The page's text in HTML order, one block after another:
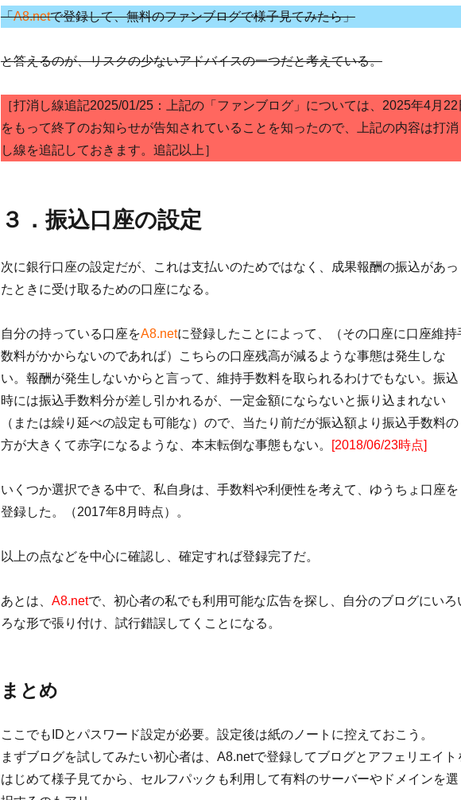
「A8.netで登録して、無料のファンブログで様子見てみたら」
と答えるのが、リスクの少ないアドバイスの一つだと考えている。
［打消し線追記2025/01/25：上記の「ファンブログ」については、2025年4月22
をもって終了のお知らせが告知されていることを知ったので、上記の内容は打消
し線を追記しておきます。追記以上］
３．振込口座の設定
次に銀行口座の設定だが、これは支払いのためではなく、成果報酬の振込があっ
たときに受け取るための口座になる。
自分の持っている口座をA8.netに登録したことによって、（その口座に口座維持
数料がかからないのであれば）こちらの口座残高が減るような事態は発生しな
い。報酬が発生しないからと言って、維持手数料を取られるわけでもない。振込
時には振込手数料分が差し引かれるが、一定金額にならないと振り込まれない
（または繰り延べの設定も可能な）ので、当たり前だが振込額より振込手数料の
方が大きくて赤字になるような、本末転倒な事態もない。
[2018/06/23時点]
いくつか選択できる中で、私自身は、手数料や利便性を考えて、ゆうちょ口座を
登録した。（2017年8月時点）。
以上の点などを中心に確認し、確定すれば登録完了だ。
あとは、 A8.netで、初心者の私でも利用可能な広告を探し、自分のブログにいろ
ろな形で張り付け、試行錯誤してくことになる。
まとめ
ここでもIDとパスワード設定が必要。設定後は紙のノートに控えておこう。
まずブログを試してみたい初心者は、A8.netで登録してブログとアフェリエイト
はじめて様子見てから、セルフパックも利用して有料のサーバーやドメインを選